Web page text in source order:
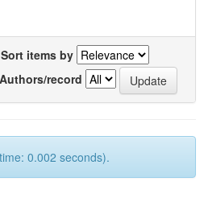
Sort items by
Authors/record
0.002 seconds).